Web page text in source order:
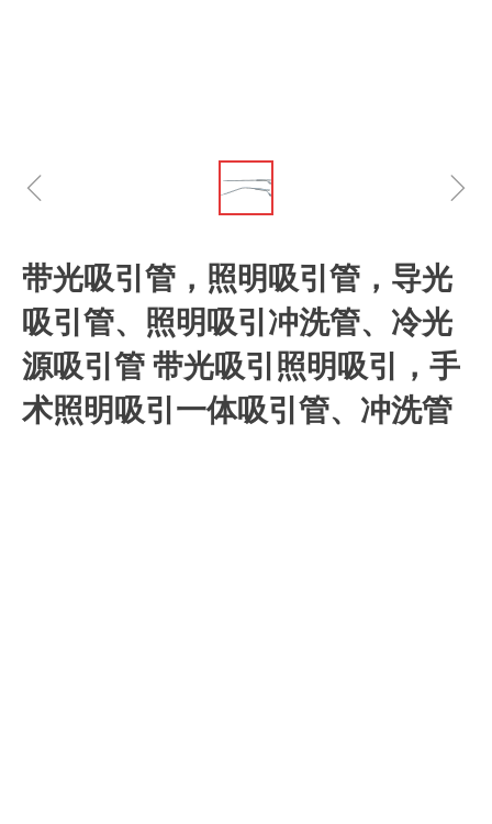
带光吸引管，照明吸引管，导光
吸引管、照明吸引冲洗管、冷光
源吸引管 带光吸引照明吸引，手
术照明吸引一体吸引管、冲洗管
ꁆ ꁇ